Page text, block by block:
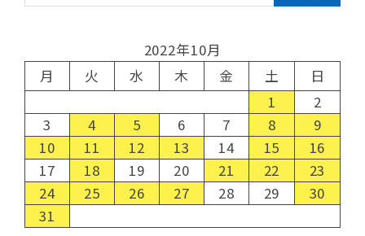
2022年10月
月
火 水 木 金 土
日
1
2
3
4 5 6 7 8
9
10
11 12 13 14 15
16
17
18 19 20 21 22
23
24
25 26 27 28 29
30
31